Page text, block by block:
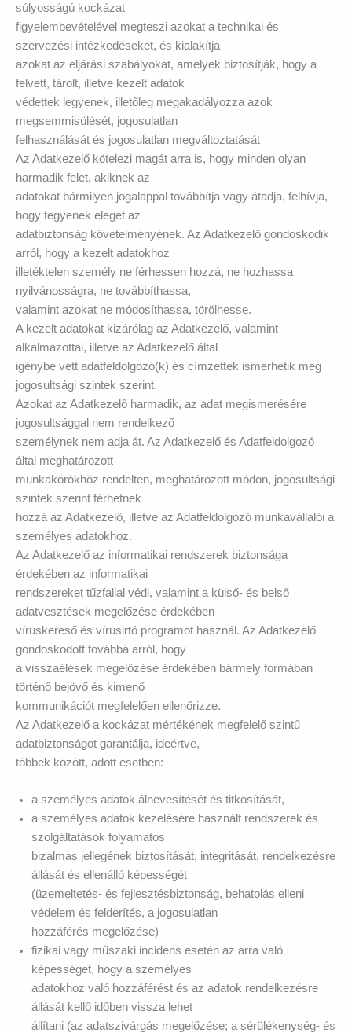
súlyosságú kockázat
figyelembevételével megteszi azokat a technikai és
szervezési intézkedéseket, és kialakítja
azokat az eljárási szabályokat, amelyek biztosítják, hogy a
felvett, tárolt, illetve kezelt adatok
védettek legyenek, illetőleg megakadályozza azok
megsemmisülését, jogosulatlan
felhasználását és jogosulatlan megváltoztatását
Az Adatkezelő kötelezi magát arra is, hogy minden olyan
harmadik felet, akiknek az
adatokat bármilyen jogalappal továbbítja vagy átadja, felhívja,
hogy tegyenek eleget az
adatbiztonság követelményének. Az Adatkezelő gondoskodik
arról, hogy a kezelt adatokhoz
illetéktelen személy ne férhessen hozzá, ne hozhassa
nyilvánosságra, ne továbbíthassa,
valamint azokat ne módosíthassa, törölhesse.
A kezelt adatokat kizárólag az Adatkezelő, valamint
alkalmazottai, illetve az Adatkezelő által
igénybe vett adatfeldolgozó(k) és címzettek ismerhetik meg
jogosultsági szintek szerint.
Azokat az Adatkezelő harmadik, az adat megismerésére
jogosultsággal nem rendelkező
személynek nem adja át. Az Adatkezelő és Adatfeldolgozó
által meghatározott
munkakörökhöz rendelten, meghatározott módon, jogosultsági
szintek szerint férhetnek
hozzá az Adatkezelő, illetve az Adatfeldolgozó munkavállalói a
személyes adatokhoz.
Az Adatkezelő az informatikai rendszerek biztonsága
érdekében az informatikai
rendszereket tűzfallal védi, valamint a külső- és belső
adatvesztések megelőzése érdekében
víruskereső és vírusirtó programot használ. Az Adatkezelő
gondoskodott továbbá arról, hogy
a visszaélések megelőzése érdekében bármely formában
történő bejövő és kimenő
kommunikációt megfelelően ellenőrizze.
Az Adatkezelő a kockázat mértékének megfelelő szintű
adatbiztonságot garantálja, ideértve,
többek között, adott esetben:
a személyes adatok álnevesítését és titkosítását,
a személyes adatok kezelésére használt rendszerek és
szolgáltatások folyamatos
bizalmas jellegének biztosítását, integritását, rendelkezésre
állását és ellenálló képességét
(üzemeltetés- és fejlesztésbiztonság, behatolás elleni
védelem és felderítés, a jogosulatlan
hozzáférés megelőzése)
fizikai vagy műszaki incidens esetén az arra való
képességet, hogy a személyes
adatokhoz való hozzáférést és az adatok rendelkezésre
állását kellő időben vissza lehet
állítani (az adatszivárgás megelőzése; a sérülékenység- és